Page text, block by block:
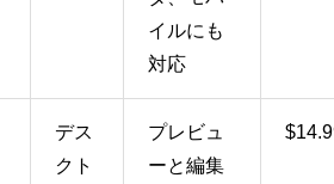
イルにも
対応
デス
クト
プレビュ
ーと編集